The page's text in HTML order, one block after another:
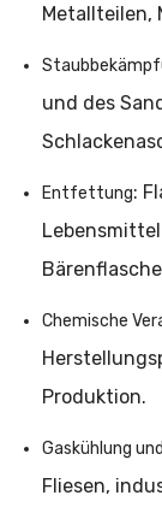
Metallteilen,
und des
Entfettung:
Chemische
Produktion.
Gaskühlung
Fliesen,